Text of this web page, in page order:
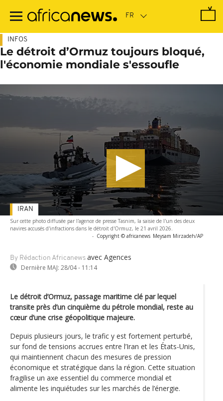
contenu
INFOS
Le détroit d’Ormuz toujours bloqué,
l'économie mondiale s'essoufle
Sur cette photo diffusée par l'agence de presse Tasnim, la saisie de l'un des deux
navires accusés d'infractions dans le détroit d'Ormuz, le 21 avril 2026.
- Copyright © africanews Meysam Mirzadeh/AP
By Rédaction Africanews avec Agences
Dernière MAJ: 28/04 - 11:14
IRAN
Le détroit d’Ormuz, passage maritime clé par lequel
transite près d’un cinquième du pétrole mondial, reste au
cœur d’une crise géopolitique majeure.
Depuis plusieurs jours, le trafic y est fortement perturbé,
sur fond de tensions accrues entre l’Iran et les États-Unis,
qui maintiennent chacun des mesures de pression
économique et stratégique dans la région. Cette situation
fragilise un axe essentiel du commerce mondial et
alimente les inquiétudes sur les marchés de l’énergie.